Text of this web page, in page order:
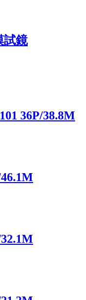
試鏡
36P/38.8M